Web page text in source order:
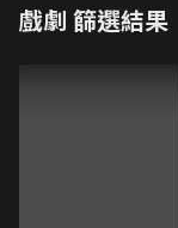
戲劇 篩選結果